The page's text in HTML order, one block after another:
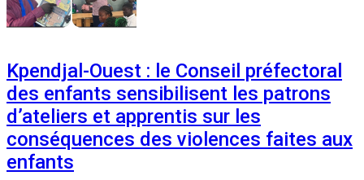
Kpendjal-Ouest : le Conseil préfectoral
des enfants sensibilisent les patrons
d’ateliers et apprentis sur les
conséquences des violences faites aux
enfants